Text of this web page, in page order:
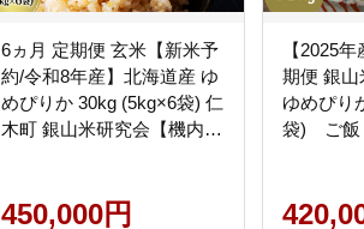
6ヵ月 定期便 玄米【新米予
約/令和8年産】北海道産 ゆ
めぴりか 30kg (5kg×6袋) 仁
木町 銀山米研究会【機内食
主食 ご飯[株式会社 松原米
450,000円
【2025
期便 銀山
ゆめぴり
袋) ご飯
はん 夜ご